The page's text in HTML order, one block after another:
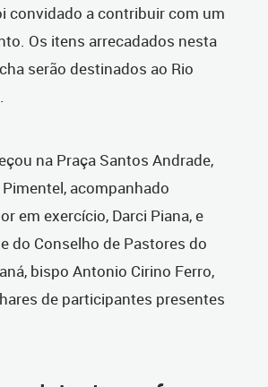
convidado a contribuir com um
Os itens arrecadados nesta
serão destinados ao Rio
na Praça Santos Andrade,
acompanhado
em exercício, Darci Piana, e
do Conselho de Pastores do
bispo Antonio Cirino Ferro,
de participantes presentes